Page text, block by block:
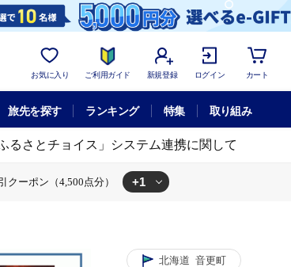
お気に入り ご利用ガイド 新規登録 ログイン カート
旅先を探す ランキング 特集 取り組み
ふるさとチョイス」システム連携に関して
ーポン（4,500点分） +1
北海道 音更町